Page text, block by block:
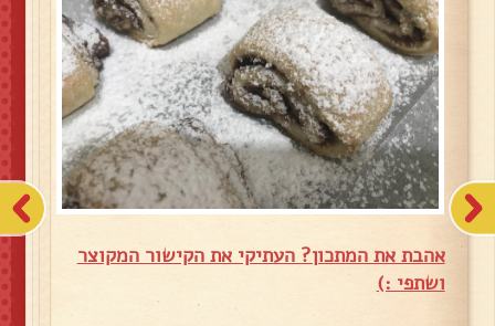
אהבת את המתכון? העתיקי את הקישור המקוצר
ושתפי :)